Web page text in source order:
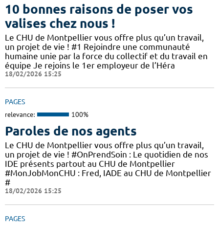
10 bonnes raisons de poser vos
valises chez nous !
Le CHU de Montpellier vous offre plus qu’un travail,
un projet de vie ! #1 Rejoindre une communauté
humaine unie par la force du collectif et du travail en
équipe Je rejoins le 1er employeur de l’Héra
18/02/2026 15:25
PAGES
relevance: 100%
Paroles de nos agents
Le CHU de Montpellier vous offre plus qu’un travail,
un projet de vie ! #OnPrendSoin : Le quotidien de nos
IDE présents partout au CHU de Montpellier
#MonJobMonCHU : Fred, IADE au CHU de Montpellier
#
18/02/2026 15:25
PAGES